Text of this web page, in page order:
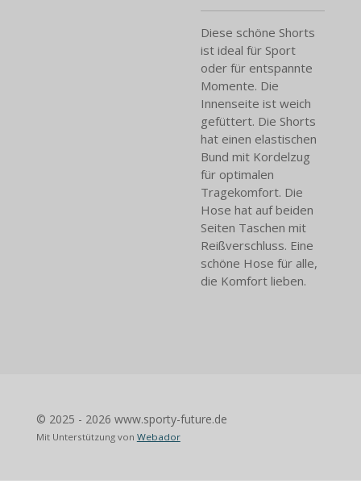
Diese schöne Shorts
ist ideal für Sport
oder für entspannte
Momente. Die
Innenseite ist weich
gefüttert. Die Shorts
hat einen elastischen
Bund mit Kordelzug
für optimalen
Tragekomfort. Die
Hose hat auf beiden
Seiten Taschen mit
Reißverschluss. Eine
schöne Hose für alle,
die Komfort lieben.
© 2025 - 2026 www.sporty-future.de
Mit Unterstützung von Webador